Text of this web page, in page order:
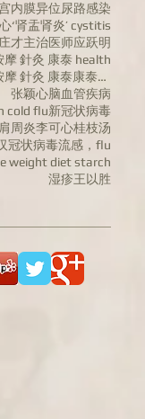
内膜异位尿路感染
‘肾盂肾炎’ cystitis
庄才主治医师应跃明
摩 針灸 康泰 health
康泰中醫中醫 按摩 針灸 康泰康泰中药行 陈红
张颖心脑血管疾病
cold flu新冠状病毒
周炎李可心桂枝汤
冠状病毒流感，flu
weight diet starch
湿疹王以胜